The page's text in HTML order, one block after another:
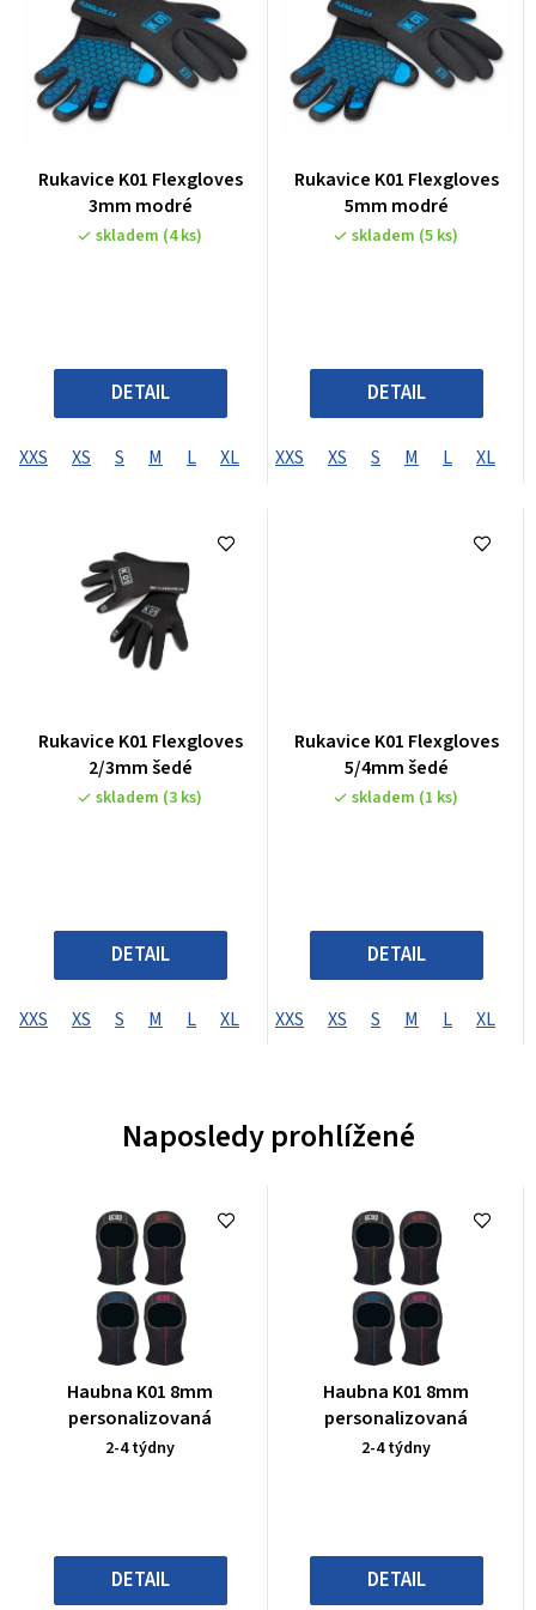
Rukavice K01 Flexgloves
3mm modré
skladem (4 ks)
DETAIL
XXS XS S M L XL
Rukavice K01 Flexgloves
5mm modré
skladem (5 ks)
DETAIL
XXS XS S M L XL
Rukavice K01 Flexgloves
2/3mm šedé
skladem (3 ks)
DETAIL
XXS XS S M L XL
Rukavice K01 Flexgloves
5/4mm šedé
skladem (1 ks)
DETAIL
XXS XS S M L XL
Naposledy prohlížené
Průměrné
hodnocení
produktu
hvězdiček.
Haubna K01 8mm
personalizovaná
2-4 týdny
DETAIL
Průměrné
hodnocení
produktu
hvězdiček.
Haubna K01 8mm
personalizovaná
2-4 týdny
DETAIL